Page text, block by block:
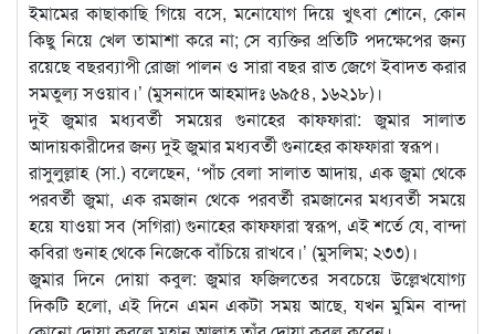
ইমামের কাছাকাছি গিয়ে বসে, মনোযোগ দিয়ে খুৎবা শোনে, কোন
কিছু নিয়ে খেল তামাশা করে না; সে ব্যক্তির প্রতিটি পদক্ষেপের জন্য
রয়েছে বছরব্যাপী রোজা পালন ও সারা বছর রাত জেগে ইবাদত করার
সমতুল্য সওয়াব।’ (মুসনাদে আহমাদঃ ৬৯৫৪, ১৬২১৮)।
দুই জুমার মধ্যবর্তী সময়ের গুনাহের কাফফারা: জুমার সালাত
আদায়কারীদের জন্য দুই জুমার মধ্যবর্তী গুনাহের কাফফারা স্বরূপ।
রাসুলুল্লাহ (সা.) বলেছেন, ‘পাঁচ বেলা সালাত আদায়, এক জুমা থেকে
পরবর্তী জুমা, এক রমজান থেকে পরবর্তী রমজানের মধ্যবর্তী সময়ে
হয়ে যাওয়া সব (সগিরা) গুনাহের কাফফারা স্বরূপ, এই শর্তে যে, বান্দা
কবিরা গুনাহ থেকে নিজেকে বাঁচিয়ে রাখবে।’ (মুসলিম; ২৩৩)।
জুমার দিনে দোয়া কবুল: জুমার ফজিলতের সবচেয়ে উল্লেখযোগ্য
দিকটি হলো, এই দিনে এমন একটা সময় আছে, যখন মুমিন বান্দা